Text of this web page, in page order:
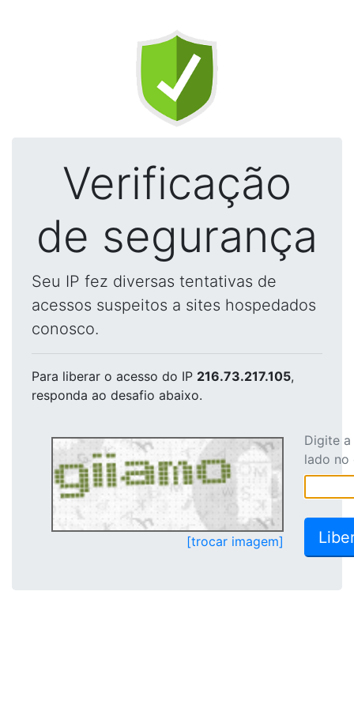
Verificação
de segurança
Seu IP fez diversas tentativas de
acessos suspeitos a sites hospedados
conosco.
Para liberar o acesso do IP 216.73.217.105,
responda ao desafio abaixo.
[trocar imagem]
Digite
lado no